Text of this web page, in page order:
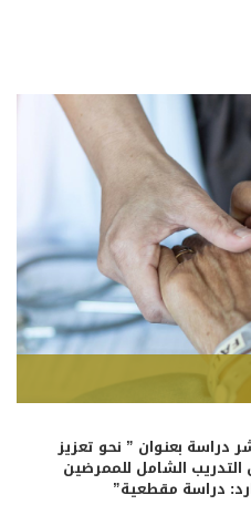
بعنوان ” نحو تعزيز
التدريب الشامل للممرضين
دراسة مقطعية”